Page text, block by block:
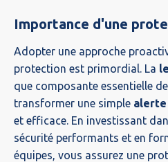
Importance d'une
Adopter une approche
protection est primordial. La
que composante essentielle
transformer une simple alerte
et efficace. En investissant
sécurité performants et en
équipes, vous assurez une